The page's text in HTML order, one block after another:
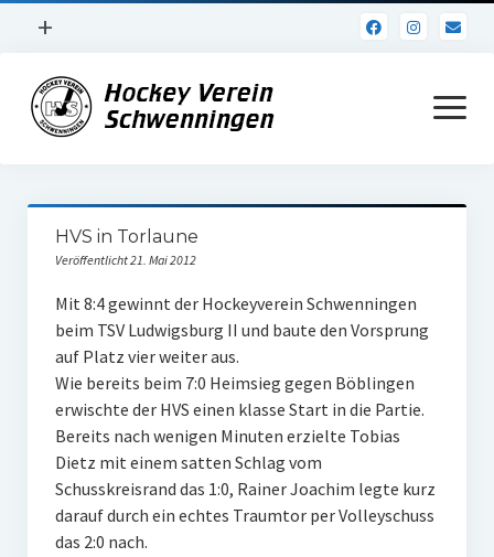
Menü
+
Impressum
Datenschutz
Menü
öffnen
Verein
Daten und Fakten
Vereinsheim
Hockey Shirts
FSJ Stelle
W U16
HVS in Torlaune
Veröffentlicht 21. Mai 2012
Mit 8:4 gewinnt der Hockeyverein Schwenningen
beim TSV Ludwigsburg II und baute den Vorsprung
auf Platz vier weiter aus.
Wie bereits beim 7:0 Heimsieg gegen Böblingen
erwischte der HVS einen klasse Start in die Partie.
Bereits nach wenigen Minuten erzielte Tobias
Dietz mit einem satten Schlag vom
Schusskreisrand das 1:0, Rainer Joachim legte kurz
darauf durch ein echtes Traumtor per Volleyschuss
das 2:0 nach.